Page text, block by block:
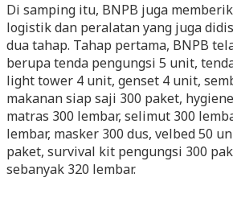
Di samping itu, BNPB juga
logistik dan peralatan yang juga
dua tahap. Tahap pertama, BNPB
berupa tenda pengungsi 5 unit,
light tower 4 unit, genset 4 unit,
makanan siap saji 300 paket,
matras 300 lembar, selimut 300
lembar, masker 300 dus, velbed 50
paket, survival kit pengungsi 300
sebanyak 320 lembar.